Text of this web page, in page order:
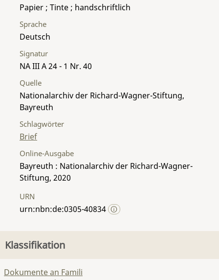
Papier ; Tinte ; handschriftlich
Sprache
Deutsch
Signatur
NA III A 24 - 1 Nr. 40
Quelle
Nationalarchiv der Richard-Wagner-Stiftung,
Bayreuth
Schlagwörter
Brief
Online-Ausgabe
Bayreuth : Nationalarchiv der Richard-Wagner-
Stiftung, 2020
URN
urn:nbn:de:0305-40834
Klassifikation
Dokumente an Famili